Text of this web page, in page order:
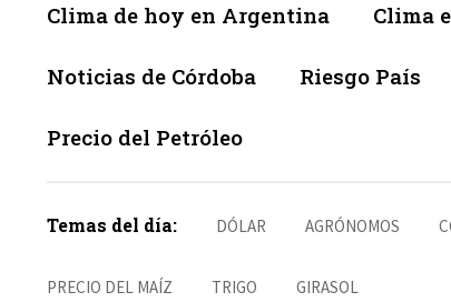
Clima de hoy en Argentina Clima
Noticias de Córdoba Riesgo País
Precio del Petróleo
Temas del día: DÓLAR AGRÓNOMOS
PRECIO DEL MAÍZ TRIGO GIRASOL